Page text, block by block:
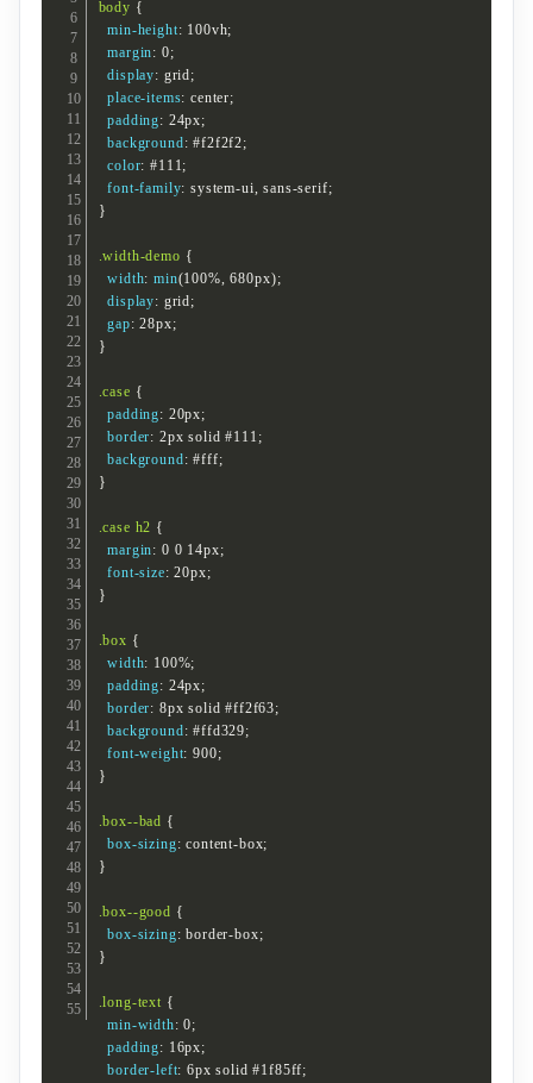
body {
min-height: 100vh;
margin: 0;
display: grid;
place-items: center;
padding: 24px;
background: #f2f2f2;
color: #111;
font-family: system-ui, sans-serif;
}
.width-demo {
width: min(100%, 680px);
display: grid;
gap: 28px;
}
.case {
padding: 20px;
border: 2px solid #111 ;
background: #fff;
}
.case h2 {
margin: 0 0 14px;
font-size: 20px;
}
.box {
width: 100%;
padding: 24px;
border: 8px solid #ff2f63;
background: #ffd329;
font-weight: 900;
}
.box--bad {
box-sizing: content-box;
}
.box--good {
box-sizing: border-box;
}
.long-text {
min-width: 0;
padding: 16px;
border-left: 6px solid #1f85ff;